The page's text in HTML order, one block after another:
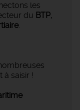
les
du BTP,
.
à saisir !